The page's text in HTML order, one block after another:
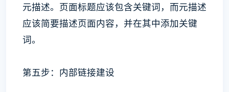
元描述。页面标题应该包含关键词，而元描述
应该简要描述页面内容，并在其中添加关键
词。
第五步：内部链接建设